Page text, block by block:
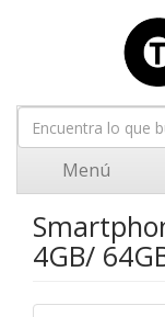
Menú
4GB/